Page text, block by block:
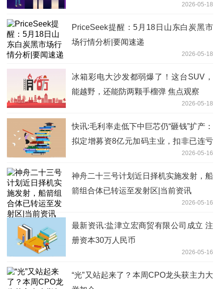
2026-05-18
PriceSeek提醒：5月18日山东白炭黑市
场行情分析|要闻速递
2026-05-18
冰箱彩电大沙发都弱爆了！这台SUV，
能越野，还能防两颗手榴弹 焦点观察
2026-05-18
快讯:毛利率走低下中巨芯仍“砸钱”扩产：
拟定增募资8亿元加码主业，扣非已连亏
2026-05-16
神舟二十三号计划近日择机实施发射，船
箭组合体已转运至发射区|当前资讯
2026-05-16
最新资讯:盐津立宏商贸有限公司成立 注
册资本30万人民币
2026-05-16
“光”又站起来了？本周CPO龙头获主力大